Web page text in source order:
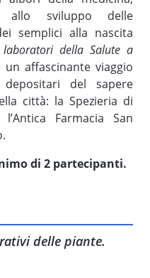
allo sviluppo delle
semplici alla nascita
della Salute a
un affascinante viaggio
del sapere
città: la Spezieria di
Farmacia San
di 2 partecipanti.
delle piante.